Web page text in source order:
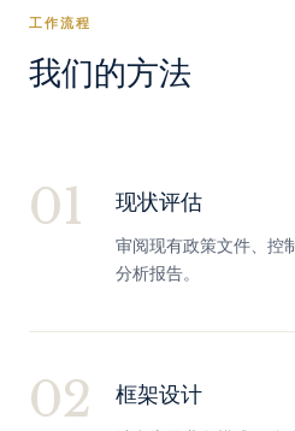
工作流程
我们的方法
01 现状评估
审阅现有政策文件、控
分析报告。
02 框架设计